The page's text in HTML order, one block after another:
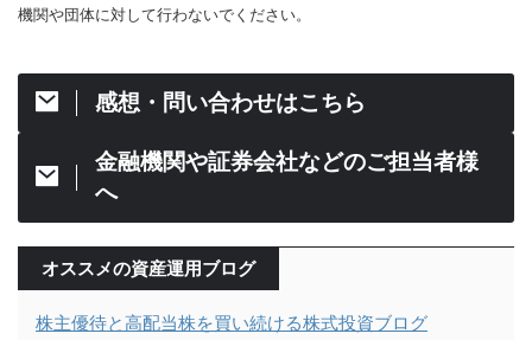
機関や団体に対して行わないでください。
感想・問い合わせはこちら
金融機関や証券会社などのご担当者様
へ
オススメの資産運用ブログ
株主優待と高配当株を買い続ける株式投資ブログ